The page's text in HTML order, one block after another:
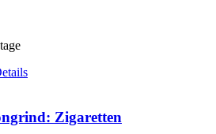
Zigaretten